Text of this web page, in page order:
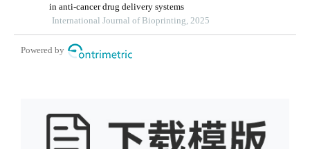
in anti-cancer drug delivery systems
International Journal of Bioprinting, 2025
Powered by